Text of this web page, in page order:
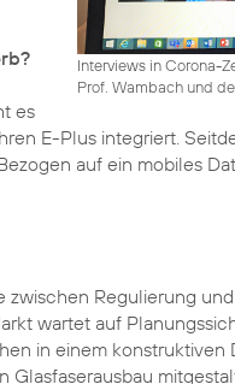
Interviews in Corona-
Prof. Wambach und
es
E-Plus integriert.
auf ein mobiles
zwischen Regulierung
wartet auf
in einem konstruktiven
Glasfaserausbau